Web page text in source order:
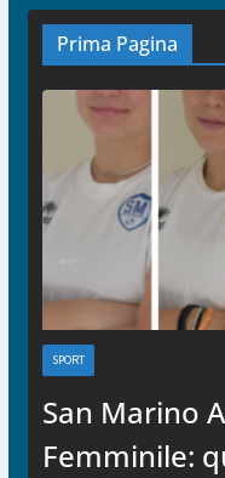
Prima Pagina
SPORT
San Marino
Femminile: